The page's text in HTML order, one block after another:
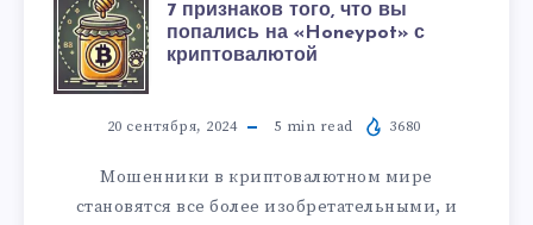
7 признаков того, что вы
попались на «Honeypot» с
криптовалютой
20 сентября, 2024 5 min read 3680
Мошенники в криптовалютном мире
становятся все более изобретательными, и